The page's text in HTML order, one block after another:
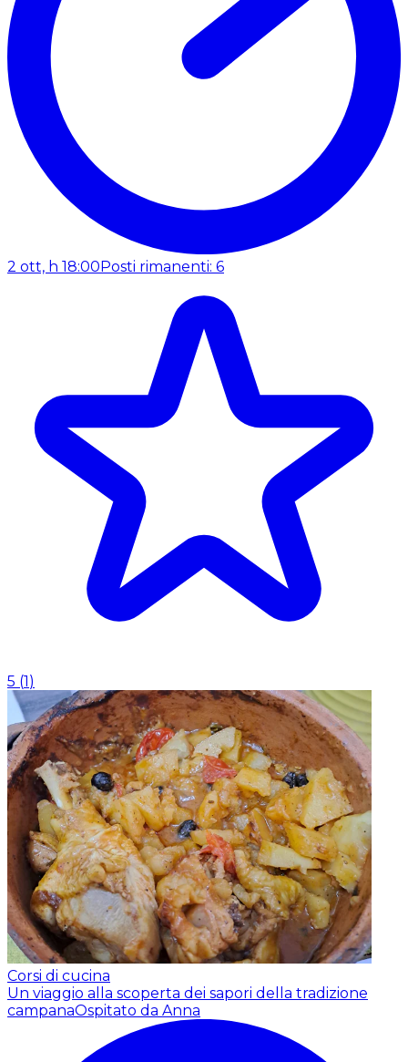
2 ott, h 18:00Posti rimanenti: 6
5 (1)
Corsi di cucina
Un viaggio alla scoperta dei sapori della tradizione
campanaOspitato da Anna